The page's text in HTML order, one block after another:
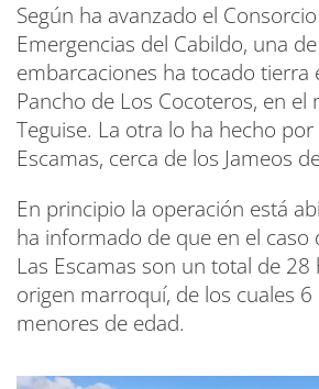
Según ha avanzado el
Emergencias del Cabildo, una
embarcaciones ha tocado tierra
Pancho de Los Cocoteros, en el
Teguise. La otra lo ha hecho por
Escamas, cerca de los Jameos
En principio la operación está
ha informado de que en el caso
Las Escamas son un total de
origen marroquí, de los cuales
menores de edad.